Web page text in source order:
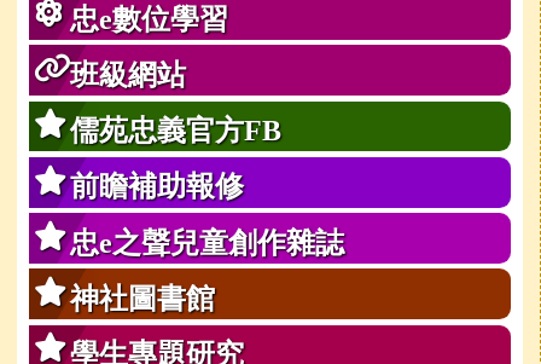
忠e數位學習
班級網站
儒苑忠義官方FB
前瞻補助報修
忠e之聲兒童創作雜誌
神社圖書館
學生專題研究